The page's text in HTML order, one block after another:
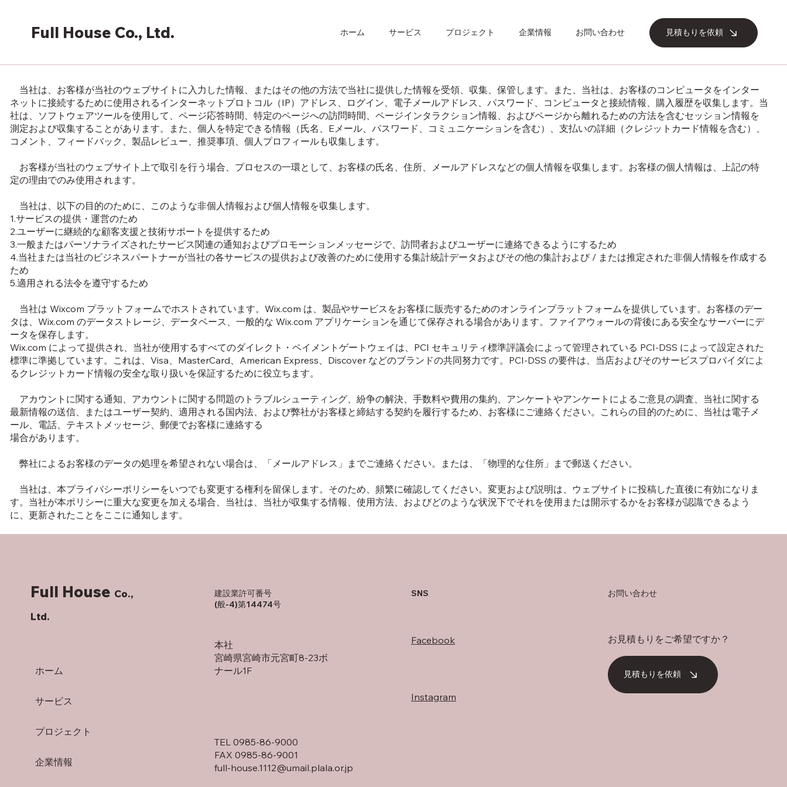
見積もりを依頼
ホーム サービス プロジェクト 企業情報 お問い合わせ
Full House Co., Ltd.
当社は、お客様が当社のウェブサイトに入力した情報、またはその他の方法で当社に提供した情報を受領、収集、保管します。また、当社は、お客様のコンピュータをインター
ネットに接続するために使用されるインターネットプロトコル（IP）アドレス、ログイン、電子メールアドレス、パスワード、コンピュータと接続情報、購入履歴を収集します。当
社は、ソフトウェアツールを使用して、ページ応答時間、特定のページへの訪問時間、ページインタラクション情報、およびページから離れるための方法を含むセッション情報を
測定および収集することがあります。また、個人を特定できる情報（氏名、Eメール、パスワード、コミュニケーションを含む）、支払いの詳細（クレジットカード情報を含む）、
コメント、フィードバック、製品レビュー、推奨事項、個人プロフィールも収集します。
お客様が当社のウェブサイト上で取引を行う場合、プロセスの一環として、お客様の氏名、住所、メールアドレスなどの個人情報を収集します。お客様の個人情報は、上記の特
定の理由でのみ使用されます。
当社は、以下の目的のために、このような非個人情報および個人情報を収集します。
1.サービスの提供・運営のため
2.ユーザーに継続的な顧客支援と技術サポートを提供するため
3.一般またはパーソナライズされたサービス関連の通知およびプロモーションメッセージで、訪問者およびユーザーに連絡できるようにするため
4.当社または当社のビジネスパートナーが当社の各サービスの提供および改善のために使用する集計統計データおよびその他の集計および / または推定された非個人情報を作成する
ため
5.適用される法令を遵守するため
当社は Wixcom プラットフォームでホストされています。Wix.com は、製品やサービスをお客様に販売するためのオンラインプラットフォームを提供しています。お客様のデー
タは、Wix.com のデータストレージ、データベース、一般的な Wix.com アプリケーションを通じて保存される場合があります。ファイアウォールの背後にある安全なサーバーにデ
ータを保存します。
Wix.com によって提供され、当社が使用するすべてのダイレクト・ペイメントゲートウェイは、PCI セキュリティ標準評議会によって管理されている PCI-DSS によって設定された
標準に準拠しています。これは、Visa、MasterCard、American Express、Discover などのブランドの共同努力です。PCI-DSS の要件は、当店およびそのサービスプロバイダによ
るクレジットカード情報の安全な取り扱いを保証するために役立ちます。
アカウントに関する通知、アカウントに関する問題のトラブルシューティング、紛争の解決、手数料や費用の集約、アンケートやアンケートによるご意見の調査、当社に関する
最新情報の送信、またはユーザー契約、適用される国内法、および弊社がお客様と締結する契約を履行するため、お客様にご連絡ください。これらの目的のために、当社は電子メ
ール、電話、テキストメッセージ、郵便でお客様に連絡する
場合があります。
弊社によるお客様のデータの処理を希望されない場合は、「メールアドレス」までご連絡ください。または、「物理的な住所」まで郵送ください。
当社は、本プライバシーポリシーをいつでも変更する権利を留保します。そのため、頻繁に確認してください。変更および説明は、ウェブサイトに投稿した直後に有効になりま
す。当社が本ポリシーに重大な変更を加える場合、当社は、当社が収集する情報、使用方法、およびどのような状況下でそれを使用または開示するかをお客様が認識できるよう
に、更新されたことをここに通知します。
ホーム
サービス
プロジェクト
企業情報
Full House Co.,
Ltd.
TEL 0985-86-9000
FAX 0985-86-9001
full-house.1112@umail.plala.or.jp
本社
宮崎県宮崎市元宮町8-23ボ
ナール1F
建設業許可番号
(般-4)第14474号
SNS
Facebook
Instagram
お問い合わせ
お見積もりをご希望ですか？
見積もりを依頼